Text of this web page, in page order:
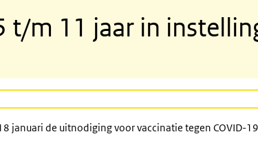
t/m 11 jaar in
januari de uitnodiging voor vaccinatie tegen COVID-19